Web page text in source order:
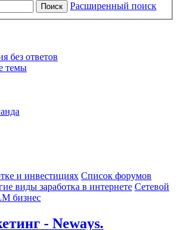
Поиск Расширенный поиск
без ответов
темы
и инвестициях Список форумов
виды заработка в интернете Сетевой
бизнес
- Neways.